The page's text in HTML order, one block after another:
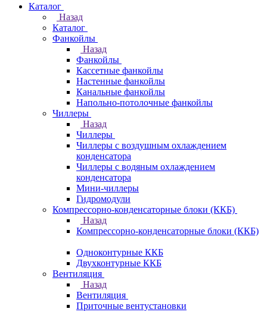
Каталог
Назад
Каталог
Фанкойлы
Назад
Фанкойлы
Кассетные фанкойлы
Настенные фанкойлы
Канальные фанкойлы
Напольно-потолочные фанкойлы
Чиллеры
Назад
Чиллеры
Чиллеры с воздушным охлаждением
конденсатора
Чиллеры с водяным охлаждением
конденсатора
Мини-чиллеры
Гидромодули
Компрессорно-конденсаторные блоки (ККБ)
Назад
Компрессорно-конденсаторные блоки (ККБ)
Одноконтурные ККБ
Двухконтурные ККБ
Вентиляция
Назад
Вентиляция
Приточные вентустановки